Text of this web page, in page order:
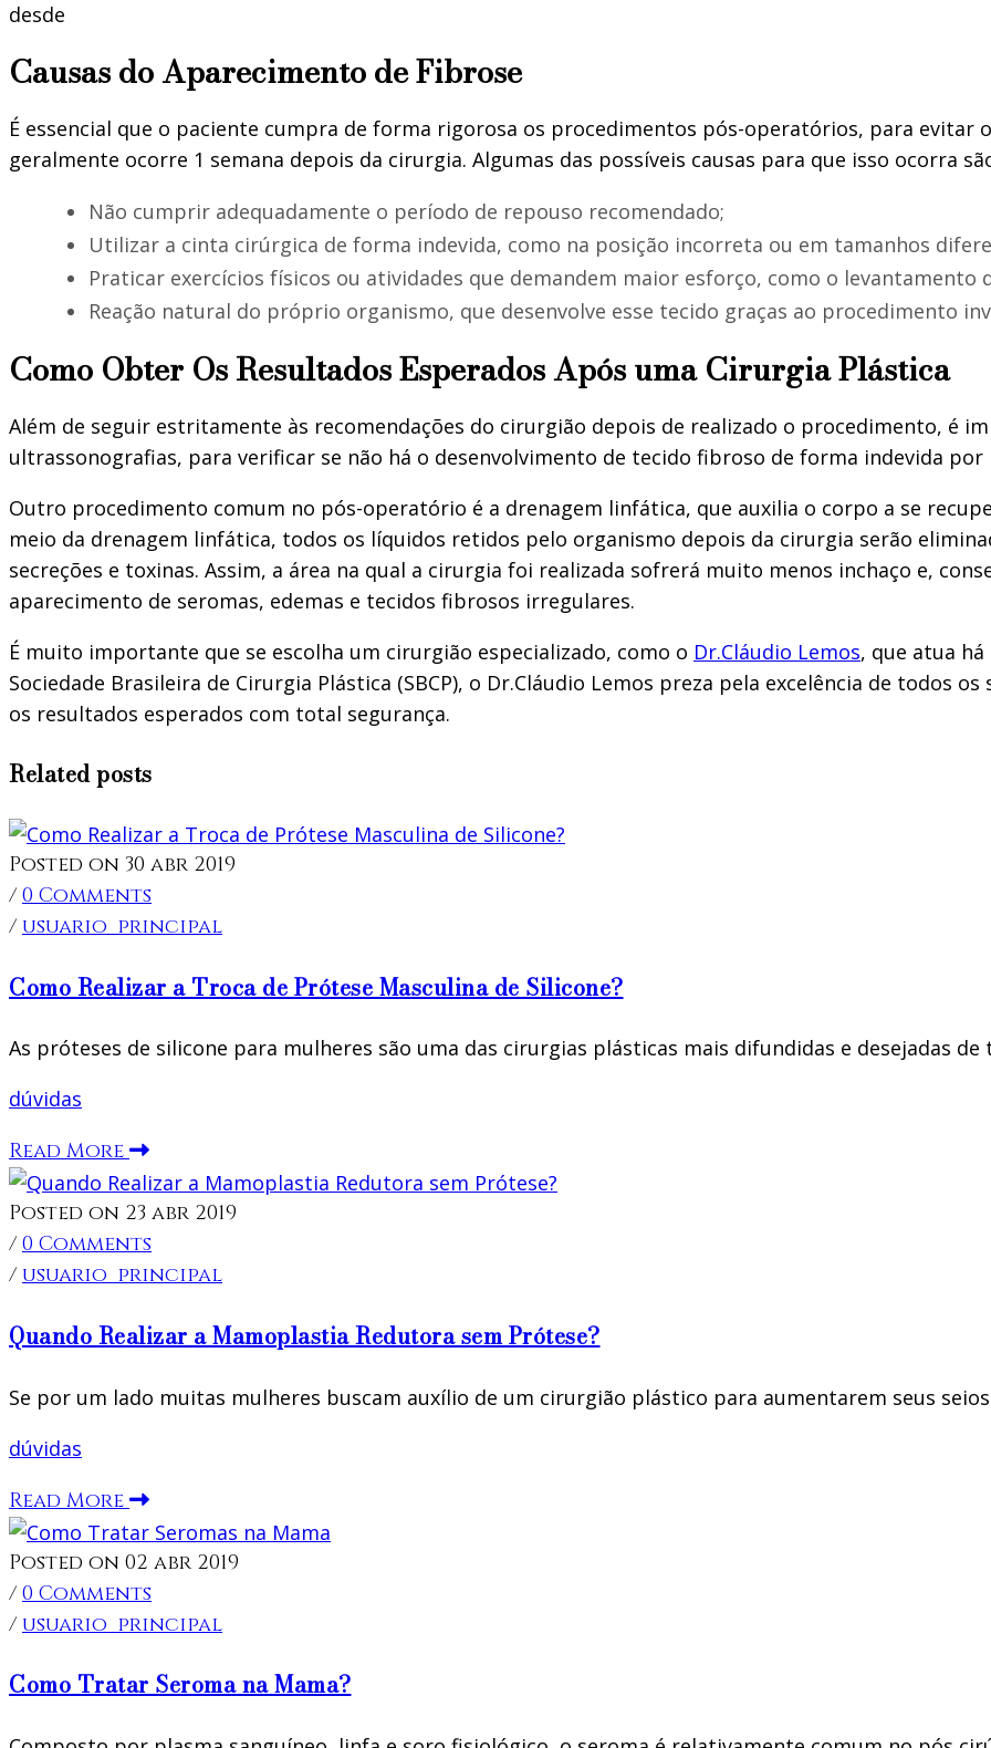
desde
Causas do Aparecimento de Fibrose
É essencial que o paciente cumpra de forma rigorosa os procedimentos pós-operatórios, para
geralmente ocorre 1 semana depois da cirurgia. Algumas das possíveis causas para que isso ocorra
Não cumprir adequadamente o período de repouso recomendado;
Utilizar a cinta cirúrgica de forma indevida, como na posição incorreta ou em tamanhos
Praticar exercícios físicos ou atividades que demandem maior esforço, como o levantamento
Reação natural do próprio organismo, que desenvolve esse tecido graças ao procedimento
Como Obter Os Resultados Esperados Após uma Cirurgia Plástica
Além de seguir estritamente às recomendações do cirurgião depois de realizado o procedimento, é
ultrassonografias, para verificar se não há o desenvolvimento de tecido fibroso de forma indevida
Outro procedimento comum no pós-operatório é a drenagem linfática, que auxilia o corpo a se
meio da drenagem linfática, todos os líquidos retidos pelo organismo depois da cirurgia serão
secreções e toxinas. Assim, a área na qual a cirurgia foi realizada sofrerá muito menos inchaço e,
aparecimento de seromas, edemas e tecidos fibrosos irregulares.
É muito importante que se escolha um cirurgião especializado, como o Dr.Cláudio Lemos, que atua
Sociedade Brasileira de Cirurgia Plástica (SBCP), o Dr.Cláudio Lemos preza pela excelência de todos
os resultados esperados com total segurança.
Related posts
Posted on 30 abr 2019
/ 0 Comments
/ usuario_principal
Como Realizar a Troca de Prótese Masculina de Silicone?
As próteses de silicone para mulheres são uma das cirurgias plásticas mais difundidas e desejadas de
dúvidas
Read More
Posted on 23 abr 2019
/ 0 Comments
/ usuario_principal
Quando Realizar a Mamoplastia Redutora sem Prótese?
Se por um lado muitas mulheres buscam auxílio de um cirurgião plástico para aumentarem seus
dúvidas
Read More
Posted on 02 abr 2019
/ 0 Comments
/ usuario_principal
Como Tratar Seroma na Mama?